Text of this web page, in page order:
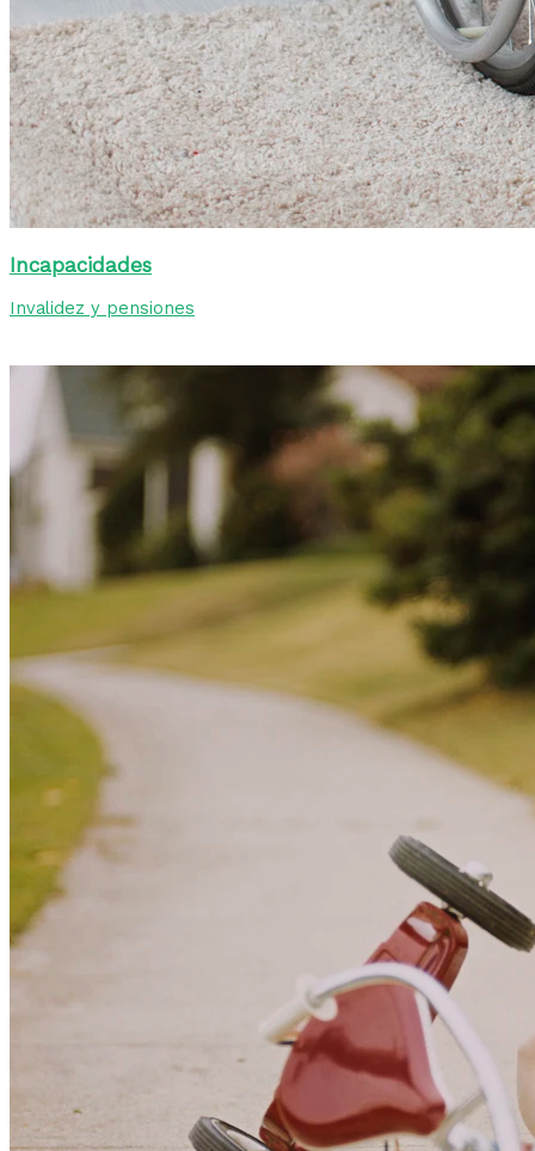
Incapacidades
Invalidez y pensiones